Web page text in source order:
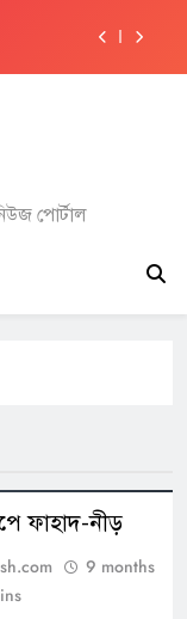
পোর্টাল
ফাহাদ-নীড়
9 months